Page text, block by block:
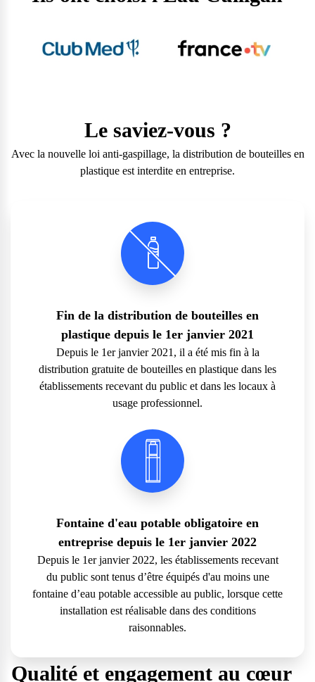
Le saviez-vous ?
Avec la nouvelle loi anti-gaspillage, la distribution de bouteilles en
plastique est interdite en entreprise.
Fin de la distribution de bouteilles en
plastique depuis le 1er janvier 2021
Depuis le 1er janvier 2021, il a été mis fin à la
distribution gratuite de bouteilles en plastique dans les
établissements recevant du public et dans les locaux à
usage professionnel.
Fontaine d'eau potable obligatoire en
entreprise depuis le 1er janvier 2022
Depuis le 1er janvier 2022, les établissements recevant
du public sont tenus d’être équipés d'au moins une
fontaine d’eau potable accessible au public, lorsque cette
installation est réalisable dans des conditions
raisonnables.
Qualité et engagement au cœur